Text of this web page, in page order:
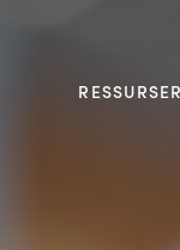
RESSURSER